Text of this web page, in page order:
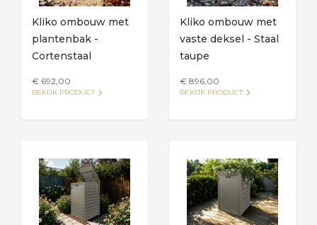
Kliko ombouw met
plantenbak -
Cortenstaal
€ 692,00
BEKIJK PRODUCTkeyboard_arrow_right
Kliko ombouw met
vaste deksel - Staal
taupe
€ 896,00
BEKIJK PRODUCTkeyboard_arrow_right